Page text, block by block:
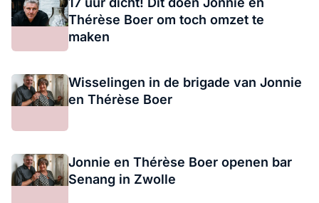
Thérèse Boer om toch omzet te
maken
Wisselingen in de brigade van Jonnie
en Thérèse Boer
Jonnie en Thérèse Boer openen bar
Senang in Zwolle